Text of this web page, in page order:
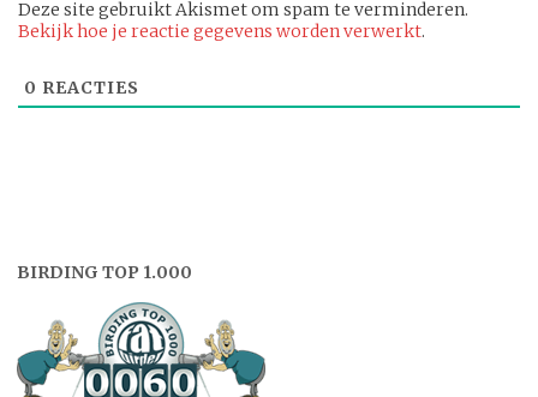
Deze site gebruikt Akismet om spam te verminderen.
Bekijk hoe je reactie gegevens worden verwerkt.
0 REACTIES
BIRDING TOP 1.000